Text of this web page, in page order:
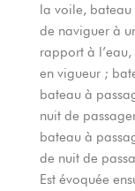
la voile,
de naviguer à
rapport à
en vigueur ;
bateau à
nuit de
bateau à
de nuit de
Est évoquée